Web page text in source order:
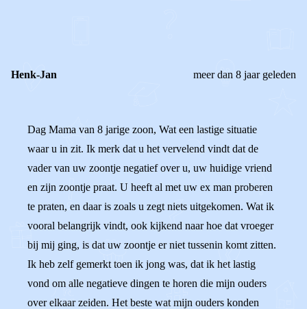
Henk-Jan meer dan 8 jaar geleden
Dag Mama van 8 jarige zoon, Wat een lastige situatie
waar u in zit. Ik merk dat u het vervelend vindt dat de
vader van uw zoontje negatief over u, uw huidige vriend
en zijn zoontje praat. U heeft al met uw ex man proberen
te praten, en daar is zoals u zegt niets uitgekomen. Wat ik
vooral belangrijk vindt, ook kijkend naar hoe dat vroeger
bij mij ging, is dat uw zoontje er niet tussenin komt zitten.
Ik heb zelf gemerkt toen ik jong was, dat ik het lastig
vond om alle negatieve dingen te horen die mijn ouders
over elkaar zeiden. Het beste wat mijn ouders konden